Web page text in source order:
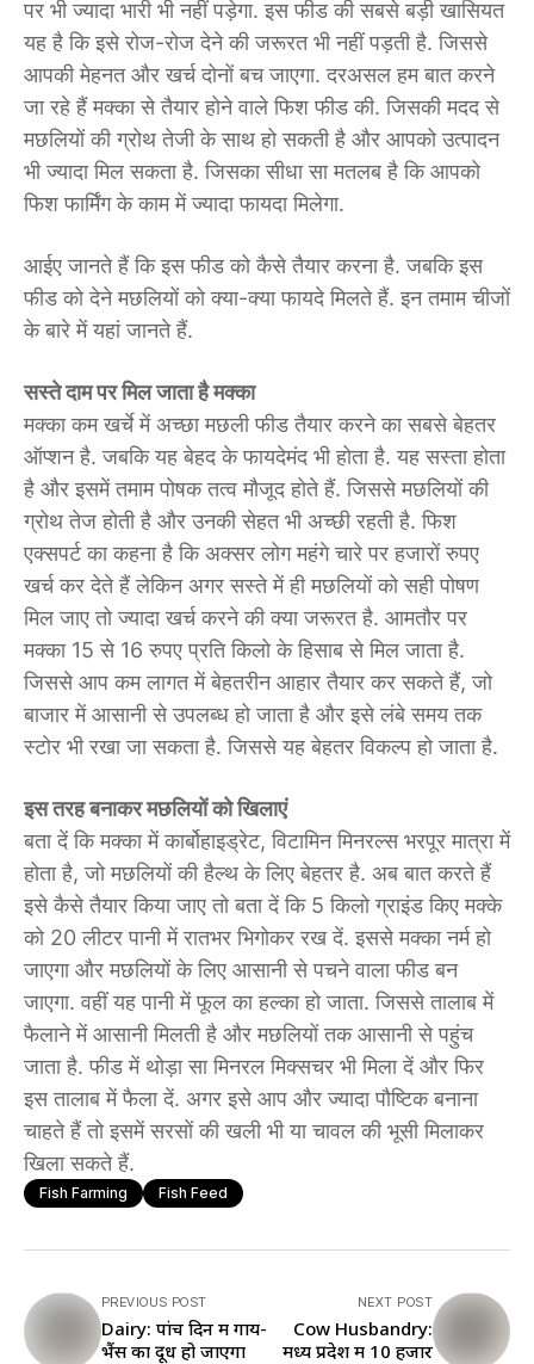
पर भी ज्यादा भारी भी नहीं पड़ेगा. इस फीड की सबसे बड़ी खासियत
यह है कि इसे रोज-रोज देने की जरूरत भी नहीं पड़ती है. जिससे
आपकी मेहनत और खर्च दोनों बच जाएगा. दरअसल हम बात करने
जा रहे हैं मक्का से तैयार होने वाले फिश फीड की. जिसकी मदद से
मछलियों की ग्रोथ तेजी के साथ हो सकती है और आपको उत्पादन
भी ज्यादा मिल सकता है. जिसका सीधा सा मतलब है कि आपको
फिश फार्मिंग के काम में ज्यादा फायदा मिलेगा.
आईए जानते हैं कि इस फीड को कैसे तैयार करना है. जबकि इस
फीड को देने मछलियों को क्या-क्या फायदे मिलते हैं. इन तमाम चीजों
के बारे में यहां जानते हैं.
सस्ते दाम पर मिल जाता है मक्का
मक्का कम खर्चे में अच्छा मछली फीड तैयार करने का सबसे बेहतर
ऑप्शन है. जबकि यह बेहद के फायदेमंद भी होता है. यह सस्ता होता
है और इसमें तमाम पोषक तत्व मौजूद होते हैं. जिससे मछलियों की
ग्रोथ तेज होती है और उनकी सेहत भी अच्छी रहती है. फिश
एक्सपर्ट का कहना है कि अक्सर लोग महंगे चारे पर हजारों रुपए
खर्च कर देते हैं लेकिन अगर सस्ते में ही मछलियों को सही पोषण
मिल जाए तो ज्यादा खर्च करने की क्या जरूरत है. आमतौर पर
मक्का 15 से 16 रुपए प्रति किलो के हिसाब से मिल जाता है.
जिससे आप कम लागत में बेहतरीन आहार तैयार कर सकते हैं, जो
बाजार में आसानी से उपलब्ध हो जाता है और इसे लंबे समय तक
स्टोर भी रखा जा सकता है. जिससे यह बेहतर विकल्प हो जाता है.
इस तरह बनाकर मछलियों को खिलाएं
बता दें कि मक्का में कार्बोहाइड्रेट, विटामिन मिनरल्स भरपूर मात्रा में
होता है, जो मछलियों की हैल्थ के लिए बेहतर है. अब बात करते हैं
इसे कैसे तैयार किया जाए तो बता दें कि 5 किलो ग्राइंड किए मक्के
को 20 लीटर पानी में रातभर भिगोकर रख दें. इससे मक्का नर्म हो
जाएगा और मछलियों के लिए आसानी से पचने वाला फीड बन
जाएगा. वहीं यह पानी में फूल का हल्का हो जाता. जिससे तालाब में
फैलाने में आसानी मिलती है और मछलियों तक आसानी से पहुंच
जाता है. फीड में थोड़ा सा मिनरल मिक्सचर भी मिला दें और फिर
इस तालाब में फैला दें. अगर इसे आप और ज्यादा पौष्टिक बनाना
चाहते हैं तो इसमें सरसों की खली भी या चावल की भूसी मिलाकर
खिला सकते हैं.
Fish Farming Fish Feed
PREVIOUS POST
Dairy: पांच दिन में गाय-
भैंस का दूध हो जाएगा
NEXT POST
Cow Husbandry:
मध्य प्रदेश में 10 हजार